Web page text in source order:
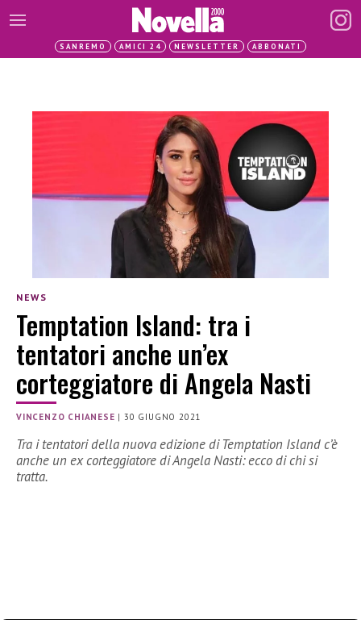
SANREMO AMICI 24 NEWSLETTER ABBONATI
NEWS
Temptation Island: tra i
tentatori anche un’ex
corteggiatore di Angela Nasti
VINCENZO CHIANESE |30 GIUGNO 2021
Tra i tentatori della nuova edizione di Temptation Island c’è
anche un ex corteggiatore di Angela Nasti: ecco di chi si
tratta.